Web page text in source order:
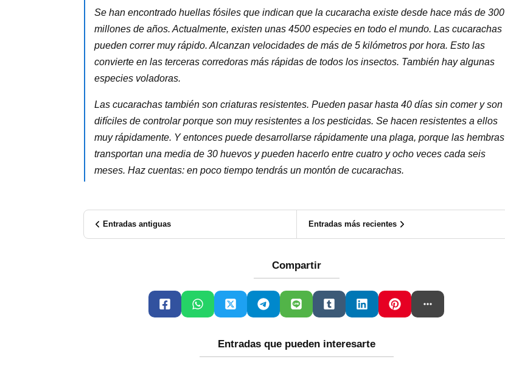
Se han encontrado huellas fósiles que indican que la cucaracha existe desde hace más de 300
millones de años. Actualmente, existen unas 4500 especies en todo el mundo. Las cucarachas
pueden correr muy rápido. Alcanzan velocidades de más de 5 kilómetros por hora. Esto las
convierte en las terceras corredoras más rápidas de todos los insectos. También hay algunas
especies voladoras.
Las cucarachas también son criaturas resistentes. Pueden pasar hasta 40 días sin comer y son
difíciles de controlar porque son muy resistentes a los pesticidas. Se hacen resistentes a ellos
muy rápidamente. Y entonces puede desarrollarse rápidamente una plaga, porque las hembras
transportan una media de 30 huevos y pueden hacerlo entre cuatro y ocho veces cada seis
meses. Haz cuentas: en poco tiempo tendrás un montón de cucarachas.
Entradas antiguas Entradas más recientes
Compartir
Entradas que pueden interesarte